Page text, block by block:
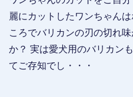
麗にカットしたワンちゃん
ころでバリカンの刃の切れ
か？ 実は愛犬用のバリカン
てご存知でし・・・